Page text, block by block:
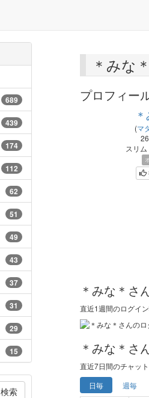
689
439
174
112
62
51
49
43
37
31
29
15
検索
＊みな
プロフィー
(マ
スリム
＊みな＊さ
直近1週間のログイ
＊みな＊さ
直近7日間のチャッ
日毎
週毎